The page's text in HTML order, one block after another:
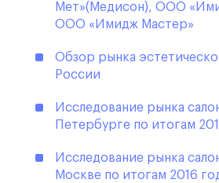
Мет»(Медисон), ООО
ООО «Имидж Мастер»
Обзор рынка
России
Исследование рынка
Петербурге по итогам
Исследование рынка
Москве по итогам 2016